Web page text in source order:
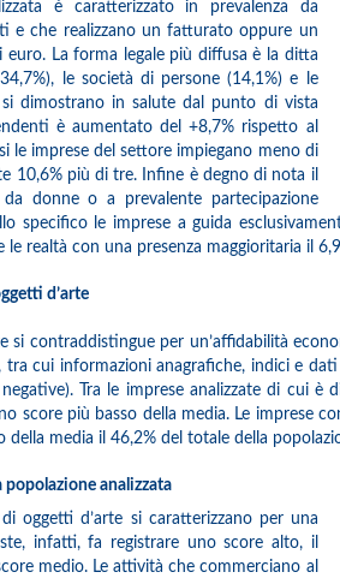
è caratterizzato in prevalenza da
e che realizzano un fatturato oppure un
La forma legale più diffusa è la ditta
le società di persone (14,1%) e le
dimostrano in salute dal punto di vista
è aumentato del +8,7% rispetto al
le imprese del settore impiegano meno di
10,6% più di tre. Infine è degno di nota il
donne o a prevalente partecipazione
specifico le imprese a guida
realtà con una presenza maggioritaria il
d’arte
si contraddistingue per un’affidabilità
cui informazioni anagrafiche, indici e
Tra le imprese analizzate di cui è
score più basso della media. Le imprese
media il 46,2% del totale della
popolazione analizzata
oggetti d’arte si caratterizzano per una
infatti, fa registrare uno score alto, il
medio. Le attività che commerciano al